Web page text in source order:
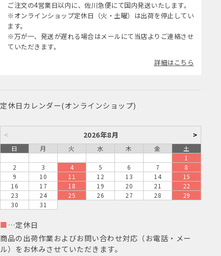
ご注文の4営業日以内に、佐川急便にて国内発送いたします。
※オンラインショップ定休日（火・土曜）は出荷を停止してい
ます。
※万が一、発送が遅れる場合はメールにて当店よりご連絡させ
ていただきます。
詳細はこちら
定休日カレンダー(オンラインショップ)
< 2026年8月 >
日 月 火 水 木 金
土
1
2
3 4 5 6 7
8
9
10 11 12 13 14
15
16
17 18 19 20 21
22
23
24 25 26 27 28
29
30
31
■ …定休日
商品の出荷作業およびお問い合わせ対応（お電話・メー
ル）をお休みさせていただきます。